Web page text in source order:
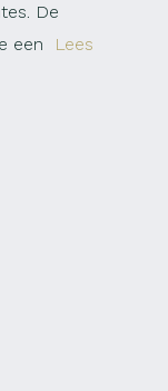
De
een
Lees